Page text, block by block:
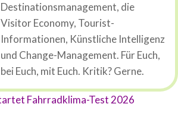
Destinationsmanagement, die
Visitor Economy, Tourist-
Informationen, Künstliche Intelligenz
und Change-Management. Für Euch,
bei Euch, mit Euch. Kritik? Gerne.